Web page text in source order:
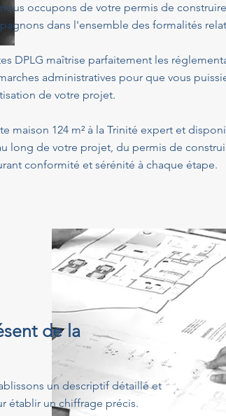
occupons de votre permis de
dans l'ensemble des formalités
DPLG maîtrise parfaitement les
administratives pour que vous
de votre projet.
maison 124 m² à la Trinité expert et
long de votre projet, du permis de
conformité et sérénité à chaque étape.
de la
un descriptif détaillé et
établir un chiffrage précis.